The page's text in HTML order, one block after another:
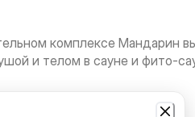
комплексе Мандарин
и телом в сауне и фито-